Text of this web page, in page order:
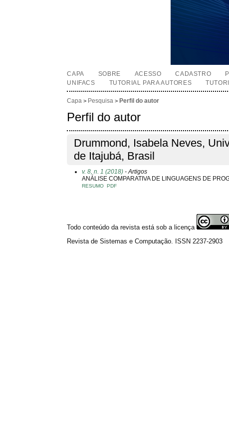
CAPA SOBRE ACESSO CADASTRO
UNIFACS
TUTORIAL PARA AUTORES
Capa > Pesquisa > Perfil do autor
Perfil do autor
Drummond, Isabela Neves,
de Itajubá, Brasil
v. 8, n. 1 (2018) - Artigos
ANÁLISE COMPARATIVA DE LINGUAGENS DE
RESUMO PDF
Todo conteúdo da revista está sob a licença
Revista de Sistemas e Computação. ISSN 2237-2903